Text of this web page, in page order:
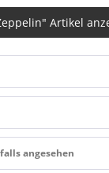
Artikel
angesehen